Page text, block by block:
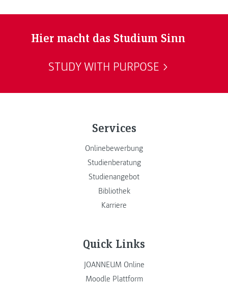
Hier macht das Studium Sinn
STUDY WITH PURPOSE
Services
Onlinebewerbung
Studienberatung
Studienangebot
Bibliothek
Karriere
Quick Links
JOANNEUM Online
Moodle Plattform